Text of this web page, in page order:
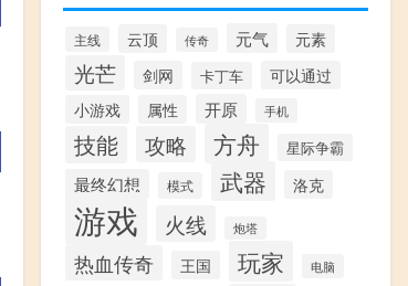
主线 云顶 传奇 元气 元素
光芒 剑网 卡丁车
可以通过
小游戏
属性 开原 手机
技能 攻略 方舟 星际争霸
最终幻想 模式 武器 洛克
游戏 火线 炮塔
热血传奇 王国 玩家 电脑